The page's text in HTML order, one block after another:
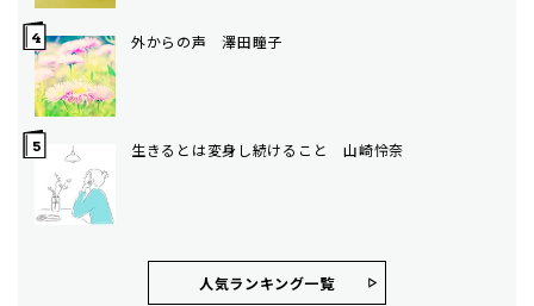
外からの声 澤田瞳子
生きるとは変身し続けること 山崎怜奈
人気ランキング⼀覧